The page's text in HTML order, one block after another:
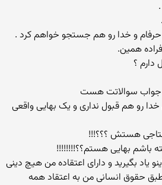
و خدا رو هم جستجو خواهم كرد .
همین.
جواب سوالاتت هست
رو هم قبول نداری و یک بهایی واقعی
هستش ؟؟؟!!!
باشم بهایی هستم؟؟!!!!!!!!
یاد بگیرید و دارای اعتقاده من هیچ دینی
حقوق انسانی من به اعتقاد همه